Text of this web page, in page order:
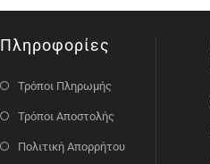
Πληροφορίες
Τρόποι Πληρωμής
Τρόποι Αποστολής
Πολιτική Απορρήτου